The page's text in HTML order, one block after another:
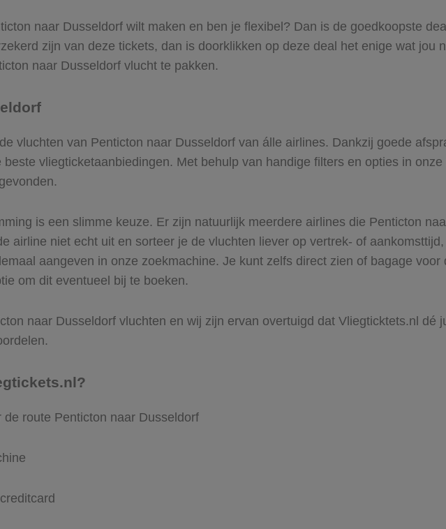
naar Dusseldorf wilt maken en ben je flexibel? Dan is de goedkoopste
zijn van deze tickets, dan is doorklikken op deze deal het enige wat jou
naar Dusseldorf vlucht te pakken.
vluchten van Penticton naar Dusseldorf van álle airlines. Dankzij goede
vliegticketaanbiedingen. Met behulp van handige filters en opties in
is een slimme keuze. Er zijn natuurlijk meerdere airlines die Penticton
airline niet echt uit en sorteer je de vluchten liever op vertrek- of
aangeven in onze zoekmachine. Je kunt zelfs direct zien of bagage
om dit eventueel bij te boeken.
naar Dusseldorf vluchten en wij zijn ervan overtuigd dat Vliegticktets.nl dé
route Penticton naar Dusseldorf